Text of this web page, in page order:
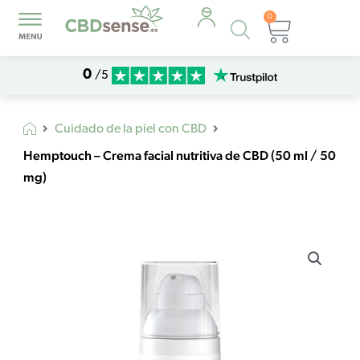
Búsqueda
de
0
Carrito
0 /5
Cuidado de la piel con CBD
Hemptouch – Crema facial nutritiva de CBD (50 ml / 50
mg)